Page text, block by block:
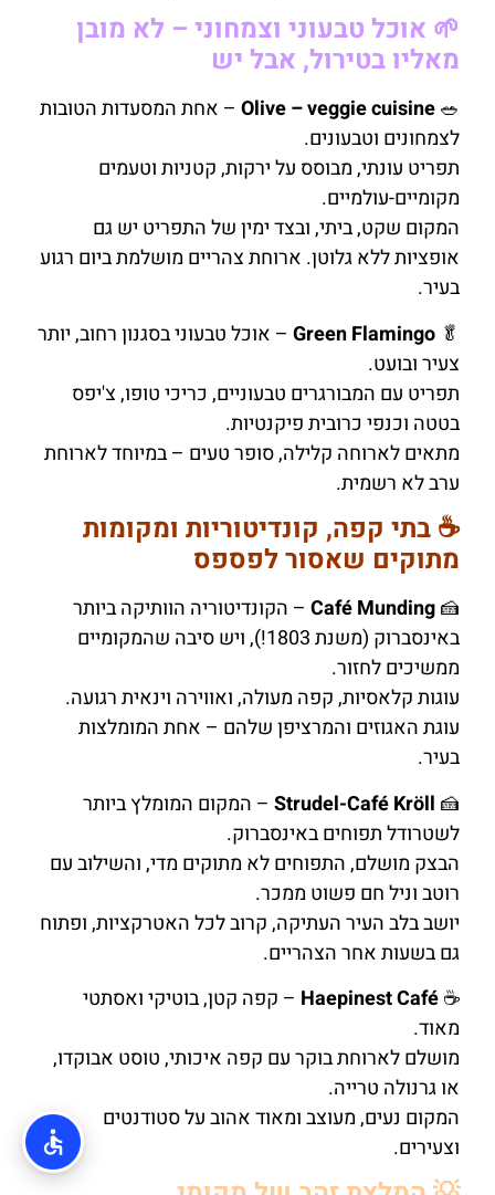
🌱 אוכל טבעוני וצמחוני – לא מובן
מאליו בטירול, אבל יש
🥗
Olive – veggie cuisine – אחת המסעדות הטובות
לצמחונים וטבעונים.
תפריט עונתי, מבוסס על ירקות, קטניות וטעמים
מקומיים-עולמיים.
המקום שקט, ביתי, ובצד ימין של התפריט יש גם
אופציות ללא גלוטן. ארוחת צהריים מושלמת ביום רגוע
בעיר.
🥬
Green Flamingo – אוכל טבעוני בסגנון רחוב, יותר
צעיר ובועט.
תפריט עם המבורגרים טבעוניים, כריכי טופו, צ'יפס
בטטה וכנפי כרובית פיקנטיות.
מתאים לארוחה קלילה, סופר טעים – במיוחד לארוחת
ערב לא רשמית.
☕ בתי קפה, קונדיטוריות ומקומות
מתוקים שאסור לפספס
🍰
Café Munding – הקונדיטוריה הוותיקה ביותר
באינסברוק (משנת 1803!), ויש סיבה שהמקומיים
ממשיכים לחזור.
עוגות קלאסיות, קפה מעולה, ואווירה וינאית רגועה.
עוגת האגוזים והמרציפן שלהם – אחת המומלצות
בעיר.
🍰
Strudel-Café Kröll – המקום המומלץ ביותר
לשטרודל תפוחים באינסברוק.
הבצק מושלם, התפוחים לא מתוקים מדי, והשילוב עם
רוטב וניל חם פשוט ממכר.
יושב בלב העיר העתיקה, קרוב לכל האטרקציות, ופתוח
גם בשעות אחר הצהריים.
☕
Haepinest Café – קפה קטן, בוטיקי ואסתטי
מאוד.
מושלם לארוחת בוקר עם קפה איכותי, טוסט אבוקדו,
או גרנולה טרייה.
המקום נעים, מעוצב ומאוד אהוב על סטודנטים
וצעירים.